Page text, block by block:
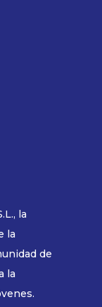
la
la
de
la